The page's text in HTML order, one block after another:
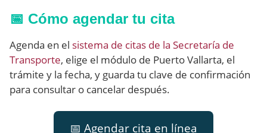
📅 Cómo agendar tu cita
Agenda en el sistema de citas de la Secretaría de
Transporte, elige el módulo de Puerto Vallarta, el
trámite y la fecha, y guarda tu clave de confirmación
para consultar o cancelar después.
📅 Agendar cita en línea